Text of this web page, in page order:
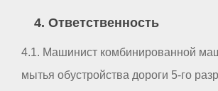
4. Ответственность
4.1. Машинист комбинированной
мытья обустройства дороги 5-го